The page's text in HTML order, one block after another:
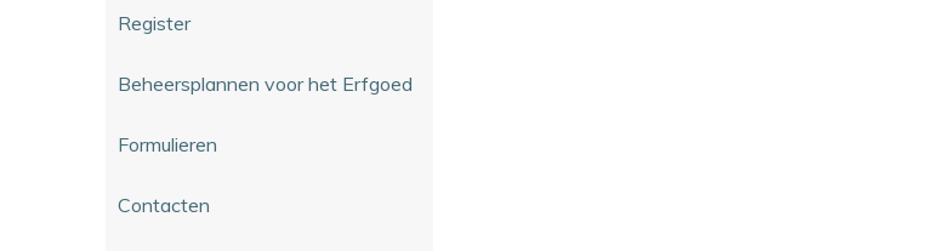
Register
Beheersplannen voor het Erfgoed
Formulieren
Contacten